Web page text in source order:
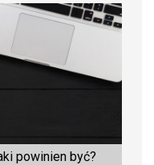
powinien być?